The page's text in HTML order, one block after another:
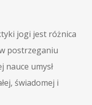
jogi jest różnica
postrzeganiu
nauce umysł
świadomej i